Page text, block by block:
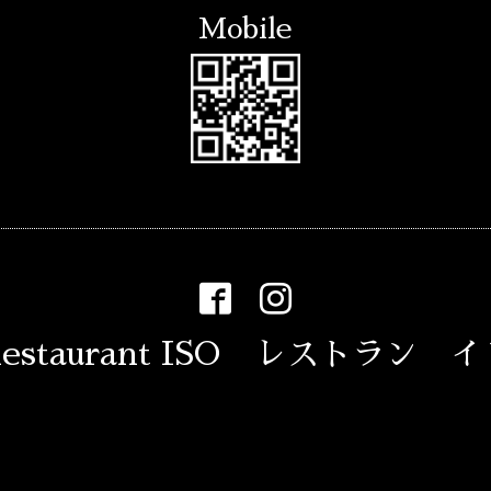
Mobile
ISO レストラン イ